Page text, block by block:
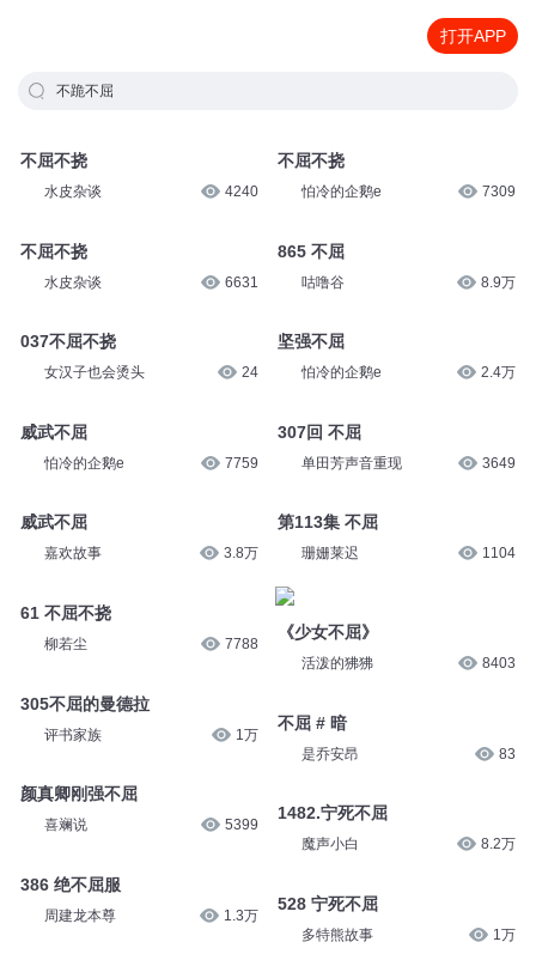
打开APP
不跪不屈
不屈不挠
水皮杂谈 4240
不屈不挠
水皮杂谈 6631
037不屈不挠
女汉子也会烫头 24
威武不屈
怕冷的企鹅e 7759
威武不屈
嘉欢故事 3.8万
61 不屈不挠
柳若尘 7788
305不屈的曼德拉
评书家族 1万
颜真卿刚强不屈
喜斓说 5399
386 绝不屈服
周建龙本尊 1.3万
不屈不挠
怕冷的企鹅e 7309
865 不屈
咕噜谷 8.9万
坚强不屈
怕冷的企鹅e 2.4万
307回 不屈
单田芳声音重现 3649
第113集 不屈
珊姗莱迟 1104
《少女不屈》
活泼的狒狒 8403
不屈 # 暗
是乔安昂 83
1482.宁死不屈
魔声小白 8.2万
528 宁死不屈
多特熊故事 1万